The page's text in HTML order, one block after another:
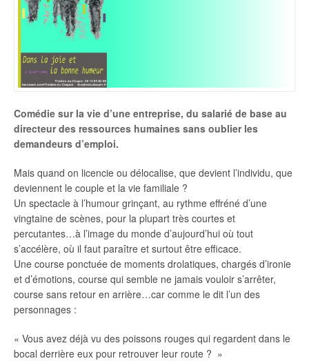
Comédie sur la vie d’une entreprise, du salarié de base au
directeur des ressources humaines sans oublier les
demandeurs d’emploi.
Mais quand on licencie ou délocalise, que devient l’individu, que
deviennent le couple et la vie familiale ?
Un spectacle à l’humour grinçant, au rythme effréné d’une
vingtaine de scènes, pour la plupart très courtes et
percutantes…à l’image du monde d’aujourd’hui où tout
s’accélère, où il faut paraître et surtout être efficace.
Une course ponctuée de moments drolatiques, chargés d’ironie
et d’émotions, course qui semble ne jamais vouloir s’arrêter,
course sans retour en arrière…car comme le dit l’un des
personnages :
« Vous avez déjà vu des poissons rouges qui regardent dans le
bocal derrière eux pour retrouver leur route ? »